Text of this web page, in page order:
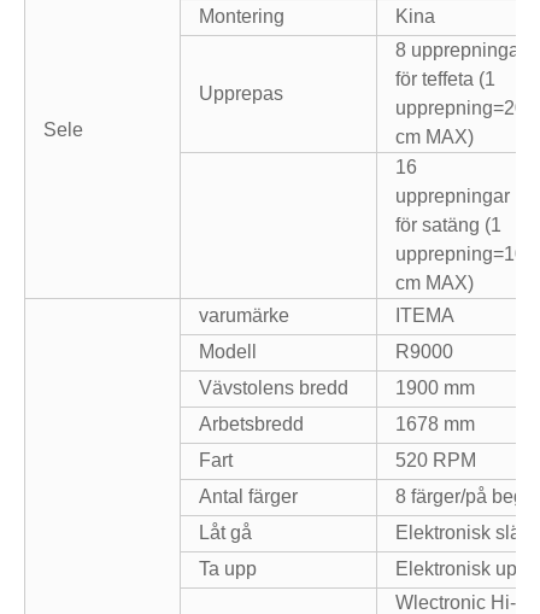
Sele
Montering
Kina
Upprepas
8 upprepningar
för teffeta (1
upprepning=20
cm MAX)
16
upprepningar
för satäng (1
upprepning=10
cm MAX)
varumärke
ITEMA
Modell
R9000
Vävstolens bredd
1900 mm
Arbetsbredd
1678 mm
Fart
520 RPM
Antal färger
8 färger/på
Låt gå
Elektronisk
Ta upp
Elektronisk
Wlectronic Hi-